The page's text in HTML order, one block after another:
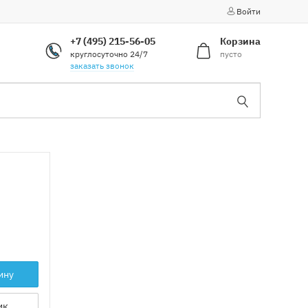
Войти
+7 (495) 215-56-05
круглосуточно 24/7
заказать звонок
Корзина
пусто